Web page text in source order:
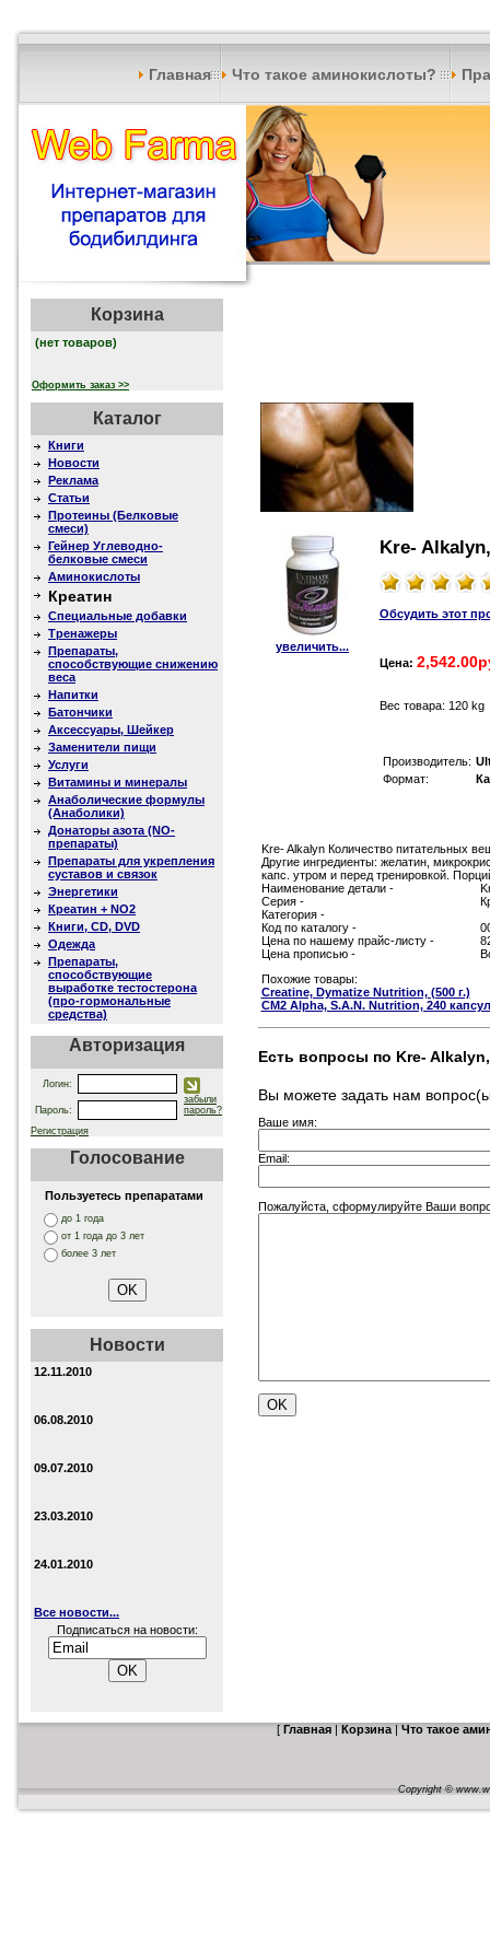
Главная Что такое аминокислоты?
Корзина
(нет товаров)
Оформить заказ >>
Каталог
Книги
Новости
Реклама
Статьи
Протеины (Белковые
смеси)
Гейнер Углеводно-
белковые смеси
Аминокислоты
Креатин
Специальные добавки
Тренажеры
Препараты,
способствующие снижению
веса
Напитки
Батончики
Аксессуары, Шейкер
Заменители пищи
Услуги
Витамины и минералы
Анаболические формулы
(Анаболики)
Донаторы азота (NO-
препараты)
Препараты для укрепления
суставов и связок
Энергетики
Креатин + NO2
Книги, CD, DVD
Одежда
Препараты,
способствующие
выработке тестостерона
(про-гормональные
средства)
Авторизация
Логин:
Пароль:
забыли
пароль?
Регистрация
Голосование
Пользуетесь препаратами
до 1 года
от 1 года до 3 лет
более 3 лет
Новости
12.11.2010
06.08.2010
09.07.2010
23.03.2010
24.01.2010
Все новости...
Подписаться на новости:
увеличить...
Kre-
Обсудить этот
Цена:
Вес товара: 120 kg
Производитель:
Формат:
Kre- Alkalyn Количество питательных
Другие ингредиенты: желатин,
капс. утром и перед тренировкой.
Наименование детали -
Серия -
Категория -
Код по каталогу -
Цена по нашему прайс-листу -
Цена прописью -
Похожие товары:
Creatine, Dymatize Nutrition, (500 г.)
CM2 Alpha, S.A.N. Nutrition, 240 капсул
Есть вопросы по Kre-
Вы можете задать нам
Ваше имя:
Email:
Пожалуйста, сформулируйте Ваши
[ Главная| Корзина| Что такое
Copyright ©